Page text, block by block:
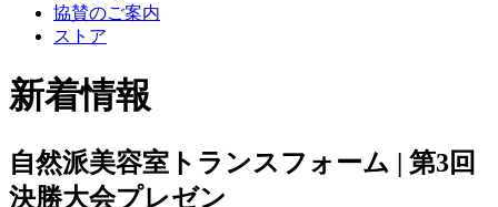
協賛のご案内
ストア
新着情報
自然派美容室トランスフォーム | 第3回
決勝大会プレゼン